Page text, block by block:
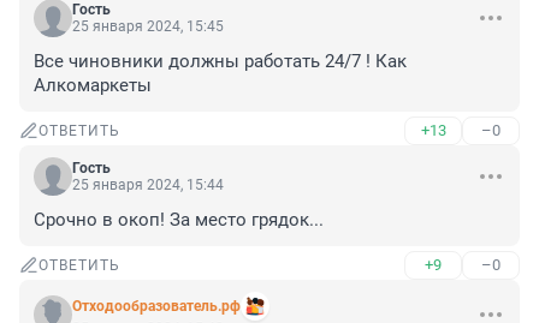
Гость
25 января 2024, 15:45
Все чиновники должны работать 24/7 ! Как
Алкомаркеты
ОТВЕТИТЬ +13 –0
Гость
25 января 2024, 15:44
Срочно в окоп! За место грядок...
ОТВЕТИТЬ +9 –0
Отходообразователь.рф